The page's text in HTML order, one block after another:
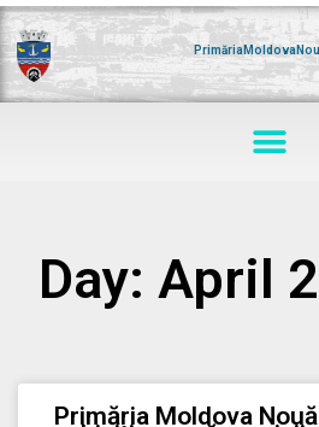
Skip
to
content
Day: April
Primăria Moldova Nouă